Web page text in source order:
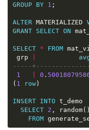
GROUP
BY 1
ALTER MATERIALIZED
GRANT
SELECT ON
SELECT * FROM
grp
1
0 .
( 1 row
INSERT INTO
SELECT
2
FROM